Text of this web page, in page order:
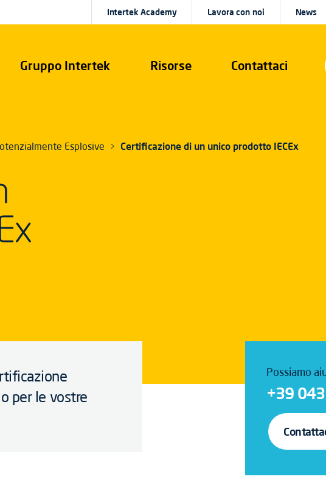
Gruppo Intertek Risorse Contattaci
Intertek Academy Lavora con noi News
Esplosive Certificazione di un unico prodotto IECEx
per le vostre
Possiamo
+39